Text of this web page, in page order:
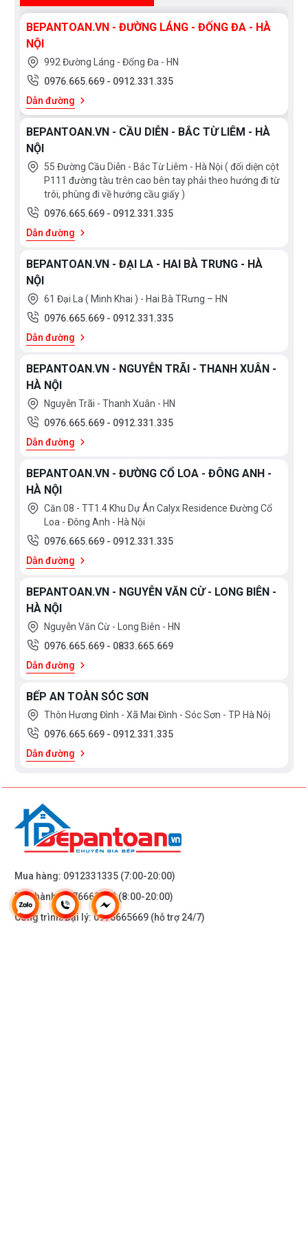
– Độ sâu của chậu: 220 mm
– Độ dày: 1.2 mm
– Kích thước chậu: 780D x 480R mm
– Kích thước mỗi bồn: 740D x 400R mm
– Kích thước cắt đá:
Lắp âm: 740D x 440R mm
– Kích thước khoang tủ: 800 mm
chậu nhỏ + rổ treo
BEPANTOAN.VN - ĐƯỜNG LÁNG - ĐỐNG ĐA - HÀ
NỘI
992 Đường Láng - Đống Đa - HN
0976.665.669 - 0912.331.335
Dẫn đường
BEPANTOAN.VN - CẦU DIỄN - BẮC TỪ LIÊM - HÀ
NỘI
55 Đường Cầu Diễn - Bắc Từ Liêm - Hà Nội ( đối diện cột
P111 đường tàu trên cao bên tay phải theo hướng đi từ
trôi, phùng đi về hướng cầu giấy )
0976.665.669 - 0912.331.335
Dẫn đường
BEPANTOAN.VN - ĐẠI LA - HAI BÀ TRƯNG - HÀ
NỘI
61 Đại La ( Minh Khai ) - Hai Bà TRưng – HN
0976.665.669 - 0912.331.335
Dẫn đường
BEPANTOAN.VN - NGUYỄN TRÃI - THANH XUÂN -
HÀ NỘI
Nguyễn Trãi - Thanh Xuân - HN
0976.665.669 - 0912.331.335
Dẫn đường
BEPANTOAN.VN - ĐƯỜNG CỔ LOA - ĐÔNG ANH -
HÀ NỘI
Căn 08 - TT1.4 Khu Dự Án Calyx Residence Đường Cổ
Loa - Đông Anh - Hà Nội
0976.665.669 - 0912.331.335
Dẫn đường
BEPANTOAN.VN - NGUYỄN VĂN CỪ - LONG BIÊN -
HÀ NỘI
Nguyễn Văn Cừ - Long Biên - HN
0976.665.669 - 0833.665.669
Dẫn đường
BẾP AN TOÀN SÓC SƠN
Thôn Hương Đình - Xã Mai Đình - Sóc Sơn - TP Hà Nôị
0976.665.669 - 0912.331.335
Dẫn đường
Mua hàng: 0912331335 (7:00-20:00)
Bảo hành:0976665669(8:00-20:00)
Công trình/Đại lý:0976665669 (hỗ trợ 24/7)